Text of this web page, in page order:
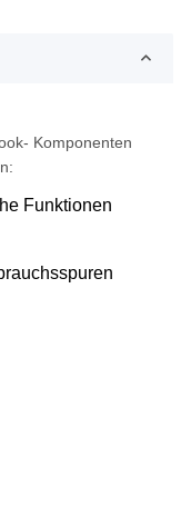
Komponenten
Funktionen